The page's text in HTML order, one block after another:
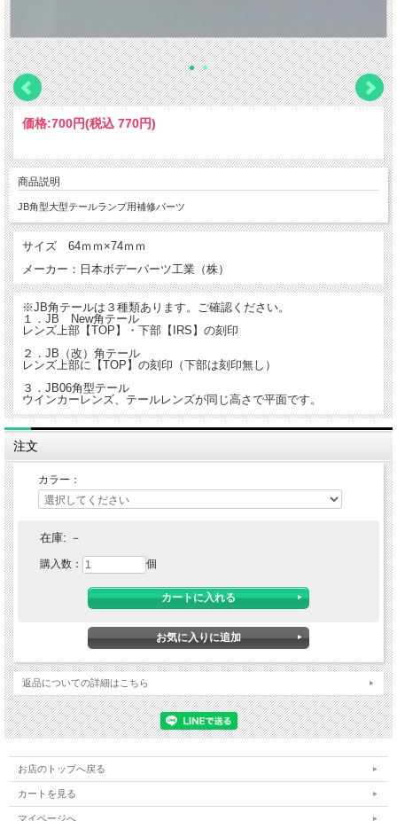
価格:700円(税込 770円)
商品説明
JB角型大型テールランプ用補修パーツ
サイズ 64ｍｍ×74ｍｍ
メーカー：日本ボデーパーツ工業（株）
※JB角テールは３種類あります。ご確認ください。
１．JB New角テール
レンズ上部【TOP】・下部【IRS】の刻印
２．JB（改）角テール
レンズ上部に【TOP】の刻印（下部は刻印無し）
３．JB06角型テール
ウインカーレンズ、テールレンズが同じ高さで平面です。
注文
カラー：
在庫: －
購入数： 個
返品についての詳細はこちら
お店のトップへ戻る
カートを見る
マイページへ